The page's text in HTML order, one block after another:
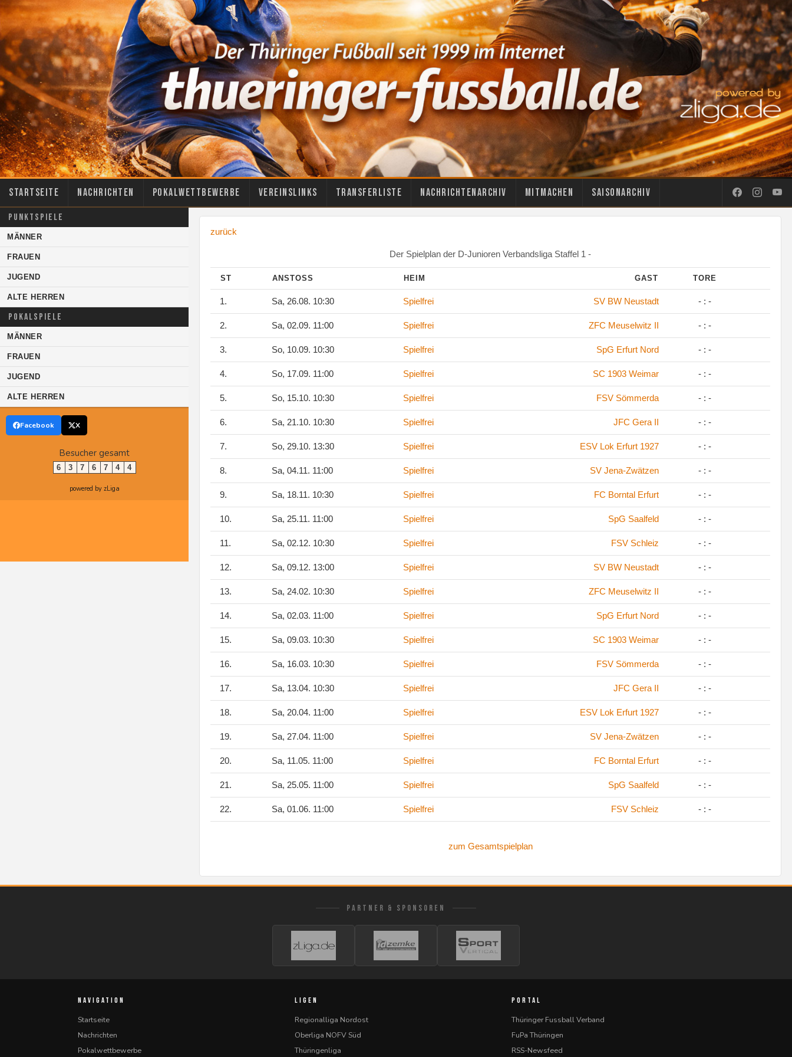
Startseite Nachrichten Pokalwettbewerbe Vereinslinks Transferliste Nachrichtenarchiv Mitmachen Saisonarchiv
PUNKTSPIELE
MÄNNER
FRAUEN
JUGEND
ALTE HERREN
POKALSPIELE
MÄNNER
FRAUEN
JUGEND
ALTE HERREN
Facebook X
Besucher gesamt
6 3 7 6 7 4 4
powered by zLiga
zurück
Der Spielplan der D-Junioren Verbandsliga Staffel 1 -
ST ANSTOSS HEIM GAST TORE
1. Sa, 26.08. 10:30 Spielfrei SV BW Neustadt - : -
2. Sa, 02.09. 11:00 Spielfrei ZFC Meuselwitz II - : -
3. So, 10.09. 10:30 Spielfrei SpG Erfurt Nord - : -
4. So, 17.09. 11:00 Spielfrei SC 1903 Weimar - : -
5. So, 15.10. 10:30 Spielfrei FSV Sömmerda - : -
6. Sa, 21.10. 10:30 Spielfrei JFC Gera II - : -
7. So, 29.10. 13:30 Spielfrei ESV Lok Erfurt 1927 - : -
8. Sa, 04.11. 11:00 Spielfrei SV Jena-Zwätzen - : -
9. Sa, 18.11. 10:30 Spielfrei FC Borntal Erfurt - : -
10. Sa, 25.11. 11:00 Spielfrei SpG Saalfeld - : -
11. Sa, 02.12. 10:30 Spielfrei FSV Schleiz - : -
12. Sa, 09.12. 13:00 Spielfrei SV BW Neustadt - : -
13. Sa, 24.02. 10:30 Spielfrei ZFC Meuselwitz II - : -
14. Sa, 02.03. 11:00 Spielfrei SpG Erfurt Nord - : -
15. Sa, 09.03. 10:30 Spielfrei SC 1903 Weimar - : -
16. Sa, 16.03. 10:30 Spielfrei FSV Sömmerda - : -
17. Sa, 13.04. 10:30 Spielfrei JFC Gera II - : -
18. Sa, 20.04. 11:00 Spielfrei ESV Lok Erfurt 1927 - : -
19. Sa, 27.04. 11:00 Spielfrei SV Jena-Zwätzen - : -
20. Sa, 11.05. 11:00 Spielfrei FC Borntal Erfurt - : -
21. Sa, 25.05. 11:00 Spielfrei SpG Saalfeld - : -
22. Sa, 01.06. 11:00 Spielfrei FSV Schleiz - : -
zum Gesamtspielplan
PARTNER & SPONSOREN
NAVIGATION
Startseite
Nachrichten
Pokalwettbewerbe
LIGEN
Regionalliga Nordost
Oberliga NOFV Süd
Thüringenliga
PORTAL
Thüringer Fussball Verband
FuPa Thüringen
RSS-Newsfeed